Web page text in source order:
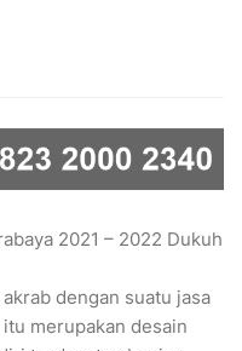
2021 – 2022 Dukuh
dengan suatu jasa
merupakan desain